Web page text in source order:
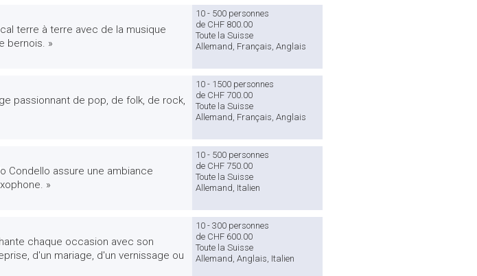
terre à terre avec de la musique
bernois. »
10 - 500 personnes
de CHF 800.00
Toute la Suisse
Allemand, Français, Anglais
passionnant de pop, de folk, de rock,
10 - 1500 personnes
de CHF 700.00
Toute la Suisse
Allemand, Français, Anglais
Condello assure une ambiance
»
10 - 500 personnes
de CHF 750.00
Toute la Suisse
Allemand, Italien
chaque occasion avec son
d'un mariage, d'un vernissage ou
10 - 300 personnes
de CHF 600.00
Toute la Suisse
Allemand, Anglais, Italien